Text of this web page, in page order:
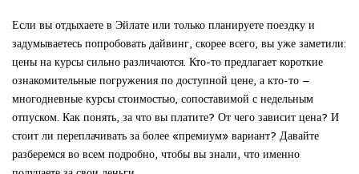
Если вы отдыхаете в Эйлате или только планируете поездку и
задумываетесь попробовать дайвинг, скорее всего, вы уже заметили:
цены на курсы сильно различаются. Кто-то предлагает короткие
ознакомительные погружения по доступной цене, а кто-то –
многодневные курсы стоимостью, сопоставимой с недельным
отпуском. Как понять, за что вы платите? От чего зависит цена? И
стоит ли переплачивать за более «премиум» вариант? Давайте
разберемся во всем подробно, чтобы вы знали, что именно